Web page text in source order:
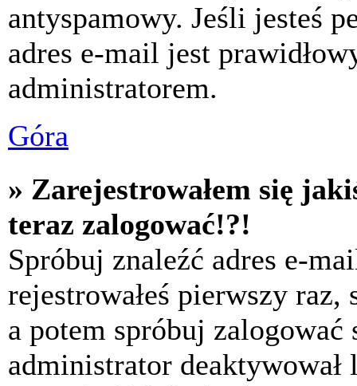
antyspamowy. Jeśli jesteś
adres e-mail jest
administratorem.
Góra
» Zarejestrowałem się
teraz zalogować!?!
Spróbuj znaleźć adres e-
rejestrowałeś pierwszy
a potem spróbuj
administrator deaktywował